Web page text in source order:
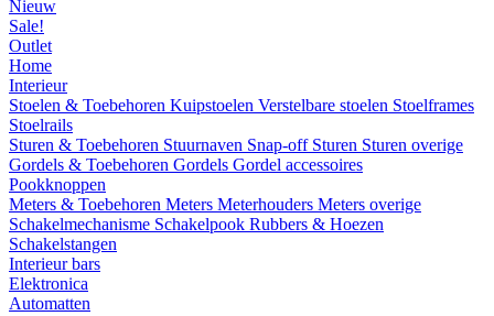
Nieuw
Sale!
Outlet
Home
Interieur
Stoelen & Toebehoren Kuipstoelen Verstelbare stoelen Stoelframes
Stoelrails
Sturen & Toebehoren Stuurnaven Snap-off Sturen Sturen overige
Gordels & Toebehoren Gordels Gordel accessoires
Pookknoppen
Meters & Toebehoren Meters Meterhouders Meters overige
Schakelmechanisme Schakelpook Rubbers & Hoezen
Schakelstangen
Interieur bars
Elektronica
Automatten